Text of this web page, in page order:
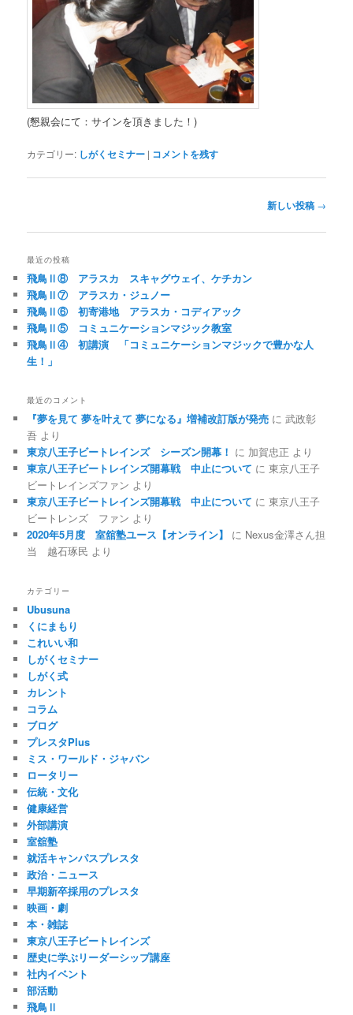
(懇親会にて：サインを頂きました！)
カテゴリー: しがくセミナー | コメントを残す
ナ
ー
シ
ョ
ン
新しい投稿 →
最近の投稿
飛鳥Ⅱ⑧ アラスカ スキャグウェイ、ケチカン
飛鳥Ⅱ⑦ アラスカ・ジュノー
飛鳥Ⅱ⑥ 初寄港地 アラスカ・コディアック
飛鳥Ⅱ⑤ コミュニケーションマジック教室
飛鳥Ⅱ④ 初講演 「コミュニケーションマジックで豊かな人
生！」
最近のコメント
『夢を見て 夢を叶えて 夢になる』増補改訂版が発売 に武政彰
吾 より
東京八王子ビートレインズ シーズン開幕！ に 加賀忠正 より
東京八王子ビートレインズ開幕戦 中止について に東京八王子
ビートレインズファン より
東京八王子ビートレインズ開幕戦 中止について に東京八王子
ビートレンズ ファン より
2020年5月度 室舘塾ユース【オンライン】
に Nexus金澤さん担
当 越石琢民 より
カテゴリー
Ubusuna
くにまもり
これいい和
しがくセミナー
しがく式
カレント
コラム
ブログ
プレスタPlus
ミス・ワールド・ジャパン
ロータリー
伝統・文化
健康経営
外部講演
室舘塾
就活キャンパスプレスタ
政治・ニュース
早期新卒採用のプレスタ
映画・劇
本・雑誌
東京八王子ビートレインズ
歴史に学ぶリーダーシップ講座
社内イベント
部活動
飛鳥Ⅱ